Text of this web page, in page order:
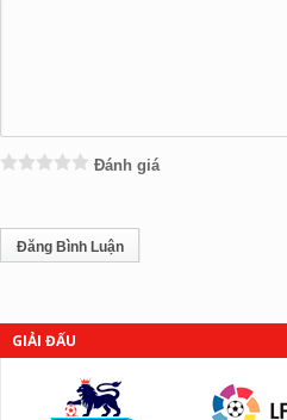
Đánh giá
GIẢI ĐẤU